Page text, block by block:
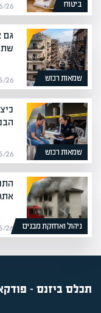
ביטוח 02/06/26 (י״ז
שמאות רכוש
גם
31/05/26 (ט״ו
שמאות רכוש 24/05/26 (ח׳
ניהול ואחזקת מבנים 14/05/26 (כ״ז
תכלס ביזנס -